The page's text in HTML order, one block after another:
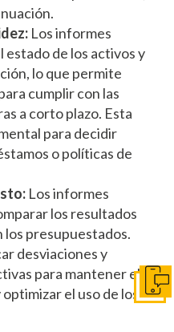
Los informes
de los activos y
lo que permite
cumplir con las
a corto plazo. Esta
para decidir
o políticas de
Los informes
los resultados
presupuestados.
desviaciones y
para mantener el
el uso de los